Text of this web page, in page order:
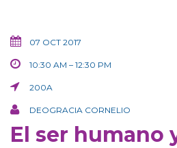
07 OCT 2017
10:30 AM – 12:30 PM
200A
DEOGRACIA CORNELIO
El ser humano